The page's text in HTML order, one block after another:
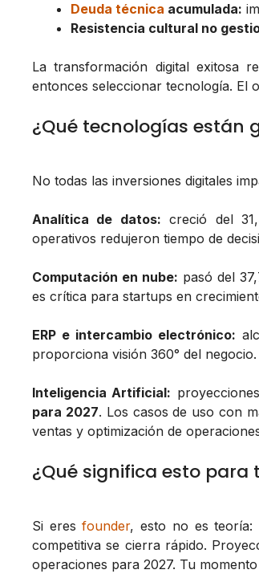
Deuda técnica acumulada:
Resistencia cultural no
La transformación digital exitosa
entonces seleccionar tecnología.
¿Qué tecnologías están
No todas las inversiones digitales
Analítica de datos: creció del
operativos redujeron tiempo de
Computación en nube: pasó del
es crítica para startups en
ERP e intercambio electrónico:
proporciona visión 360° del negocio.
Inteligencia Artificial:
para 2027. Los casos de uso con
ventas y optimización de
¿Qué significa esto para
Si eresfounder, esto no es teoría:
competitiva se cierra rápido.
operaciones para 2027. Tu